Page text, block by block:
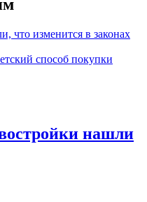
что изменится в законах
способ покупки
нашли